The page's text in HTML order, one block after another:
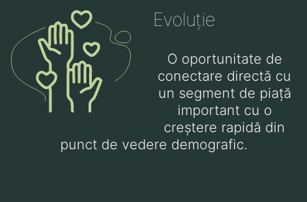
Evoluție
O oportunitate de
conectare directă cu
un segment de piață
important cu o
creștere rapidă din
punct de vedere demografic.